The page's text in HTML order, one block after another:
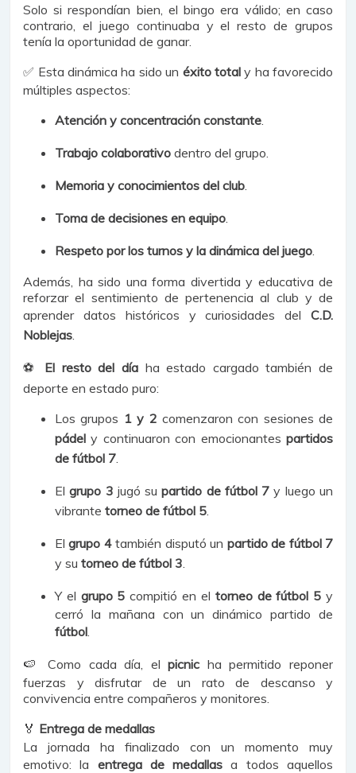
Solo si respondían bien, el bingo era válido; en caso
contrario, el juego continuaba y el resto de grupos
tenía la oportunidad de ganar.
✅ Esta dinámica ha sido un éxito totaly ha favorecido
múltiples aspectos:
Atención y concentración constante
Trabajo colaborativo dentro del grupo.
Memoria y conocimientos del club
Toma de decisiones en equipo
Respeto por los turnos y la dinámica del juego
Además, ha sido una forma divertida y educativa de
reforzar el sentimiento de pertenencia al club y de
aprender datos históricos y curiosidades del C.D.
Noblejas
⚽ El resto del día ha estado cargado también de
deporte en estado puro:
Los grupos 1 y 2 comenzaron con sesiones de
pádel y continuaron con emocionantes partidos
de fútbol 7
Elgrupo 3 jugó supartido de fútbol 7 y luego un
vibrante torneo de fútbol 5
Elgrupo 4también disputó un partido de fútbol 7
y su torneo de fútbol 3
Y el grupo 5 compitió en el torneo de fútbol 5 y
cerró la mañana con un dinámico partido de
fútbol
🍉 Como cada día, elpicnic ha permitido reponer
fuerzas y disfrutar de un rato de descanso y
convivencia entre compañeros y monitores.
🏅 Entrega de medallas
La jornada ha finalizado con un momento muy
emotivo: la entrega de medallas a todos aquellos